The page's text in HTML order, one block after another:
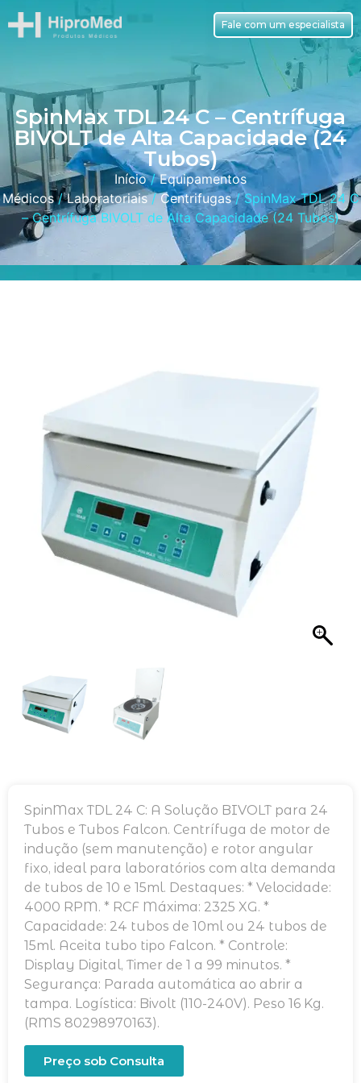
Fale com um especialista
SpinMax TDL 24 C – Centrífuga
BIVOLT de Alta Capacidade (24
Tubos)
Início/Equipamentos
Médicos/Laboratoriais/Centrifugas/ SpinMax TDL 24 C
– Centrífuga BIVOLT de Alta Capacidade (24 Tubos)
SpinMax TDL 24 C: A Solução BIVOLT para 24
Tubos e Tubos Falcon. Centrífuga de motor de
indução (sem manutenção) e rotor angular
fixo, ideal para laboratórios com alta demanda
de tubos de 10 e 15ml. Destaques: * Velocidade:
4000 RPM. * RCF Máxima: 2325 XG. *
Capacidade: 24 tubos de 10ml ou 24 tubos de
15ml. Aceita tubo tipo Falcon. * Controle:
Display Digital, Timer de 1 a 99 minutos. *
Segurança: Parada automática ao abrir a
tampa. Logística: Bivolt (110-240V). Peso 16 Kg.
(RMS 80298970163).
Preço sob Consulta